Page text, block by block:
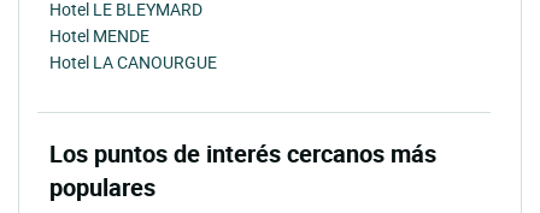
Hotel LE BLEYMARD
Hotel MENDE
Hotel LA CANOURGUE
Los puntos de interés cercanos más
populares